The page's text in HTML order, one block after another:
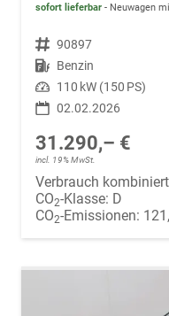
sofort lieferbar Neuwagen
Fahrzeugnr. 90897
Kraftstoff Benzin
Leistung 110 kW (150 PS)
02.02.2026
31.290,– €
incl. 19% MwSt.
Verbrauch
CO2-Klasse: D
CO2-Emissionen: